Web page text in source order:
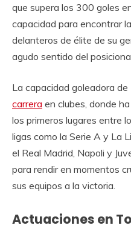
que supera los 300 goles
capacidad para encontrar
delanteros de élite de su
agudo sentido del
La capacidad goleadora
carrera en clubes, donde
los primeros lugares entre
ligas como la Serie A y La
el Real Madrid, Napoli y
para rendir en momentos
sus equipos a la victoria.
Actuaciones en